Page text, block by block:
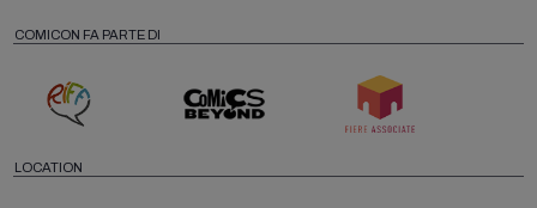
COMICON FA PARTE DI
LOCATION